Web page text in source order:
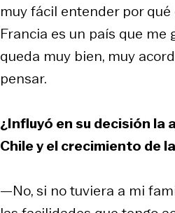
muy fácil entender por qué
Francia es un país que me
queda muy bien, muy
pensar.
¿Influyó en su decisión la
Chile y el crecimiento de
—No, si no tuviera a mi